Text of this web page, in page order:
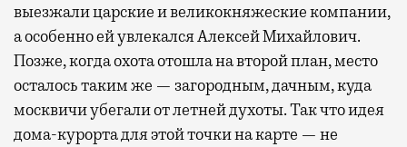
выезжали царские и великокняжеские компании,
а особенно ей увлекался Алексей Михайлович.
Позже, когда охота отошла на второй план, место
осталось таким же — загородным, дачным, куда
москвичи убегали от летней духоты. Так что идея
дома-курорта для этой точки на карте — не